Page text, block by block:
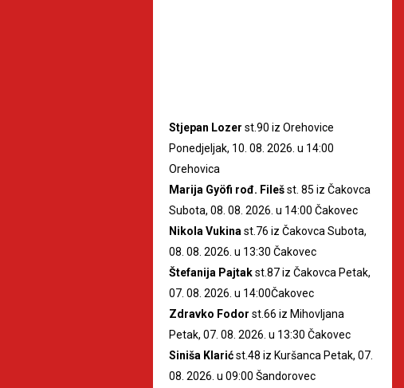
Stjepan Lozer st.90 iz Orehovice
Ponedjeljak, 10. 08. 2026. u 14:00
Orehovica
Marija Gyöfi rođ. Filešst. 85 iz Čakovca
Subota, 08. 08. 2026. u 14:00 Čakovec
Nikola Vukina st.76 iz Čakovca Subota,
08. 08. 2026. u 13:30 Čakovec
Štefanija Pajtakst.87 iz Čakovca Petak,
07. 08. 2026. u 14:00Čakovec
Zdravko Fodor st.66 iz Mihovljana
Petak, 07. 08. 2026. u 13:30 Čakovec
Siniša Klarićst.48 iz Kuršanca Petak, 07.
08. 2026. u 09:00 Šandorovec